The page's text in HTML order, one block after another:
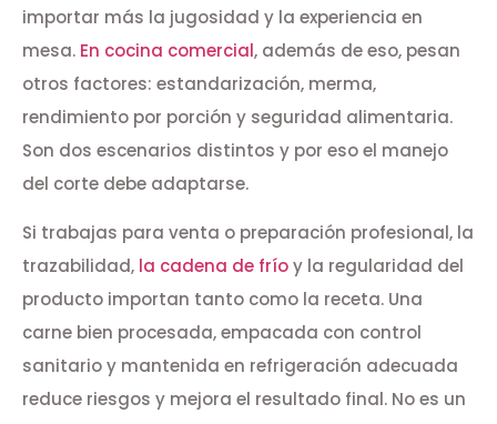
importar más la jugosidad y la experiencia en
mesa. En cocina comercial, además de eso, pesan
otros factores: estandarización, merma,
rendimiento por porción y seguridad alimentaria.
Son dos escenarios distintos y por eso el manejo
del corte debe adaptarse.
Si trabajas para venta o preparación profesional, la
trazabilidad, la cadena de fríoy la regularidad del
producto importan tanto como la receta. Una
carne bien procesada, empacada con control
sanitario y mantenida en refrigeración adecuada
reduce riesgos y mejora el resultado final. No es un